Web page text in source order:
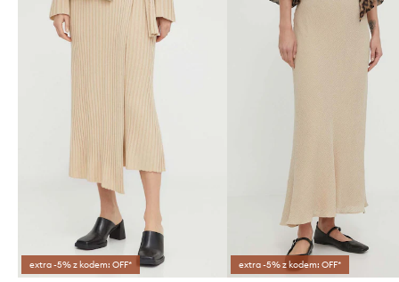
extra -5% z kodem: OFF* extra -5% z kodem: OFF*